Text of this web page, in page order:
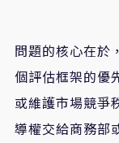
問題的核心在於
個評估框架的優
或維護市場競爭
導權交給商務部